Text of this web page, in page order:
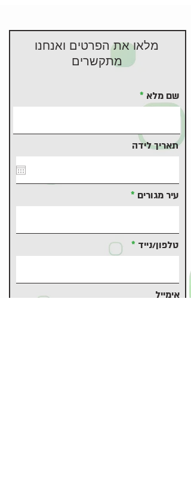
מלאו את הפרטים ואנחנו
מתקשרים
שם מלא
תאריך לידה
עיר מגורים
טלפון/נייד
אימייל